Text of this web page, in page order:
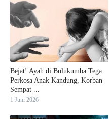
Bejat! Ayah di Bulukumba Tega
Perkosa Anak Kandung, Korban
Sempat ...
1 Juni 2026